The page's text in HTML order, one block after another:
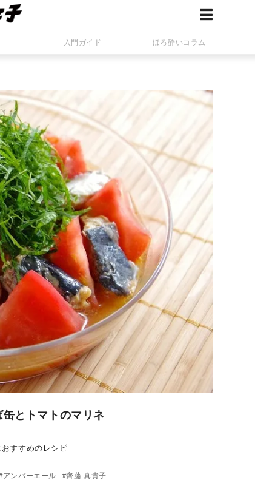
入門ガイド ほろ酔いコラム
とトマトのマリネ
おすすめのレシピ
アンバーエール #齊藤 真貴子